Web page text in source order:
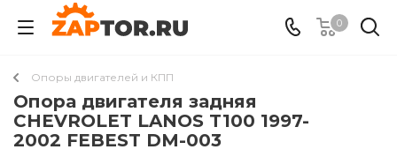
0
Опоры двигателей и КПП
Опора двигателя задняя
CHEVROLET LANOS T100 1997-
2002 FEBEST DM-003